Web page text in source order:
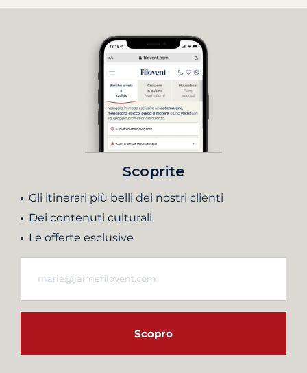
Scoprite
Gli itinerari più belli dei nostri clienti
Dei contenuti culturali
Le offerte esclusive
Scopro